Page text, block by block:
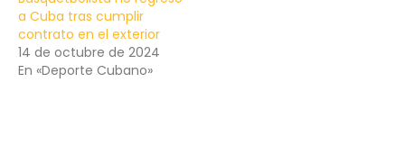
a Cuba tras cumplir
contrato en el exterior
14 de octubre de 2024
En «Deporte Cubano»